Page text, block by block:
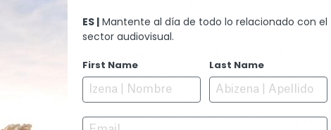
a la fotografía “Grietas” del guipuzcoano Carlos
árido terreno del embalse de Yesa.
en anteriores ediciones de CVCEPHOTO,
”, capturando a una escaladora trepando la vía del
en varias ediciones anteriores de
ES | Mantente al día de todo lo relacionado con el
sector audiovisual.
First Name Last Name
Email